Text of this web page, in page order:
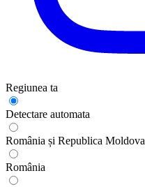
Regiunea ta
Detectare automata
România și Republica Moldova
România